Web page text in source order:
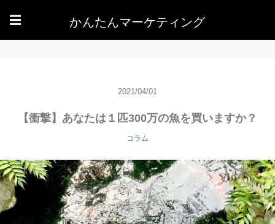
☰ かんたんマーケティング
2021/04/01
【衝撃】あなたは１匹300万の魚を買いますか？
コラム